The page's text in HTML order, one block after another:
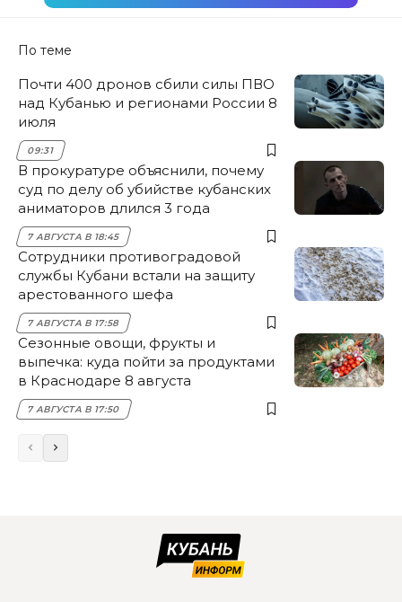
По теме
Почти 400 дронов сбили силы ПВО
над Кубанью и регионами России 8
июля
09:31
В прокуратуре объяснили, почему
суд по делу об убийстве кубанских
аниматоров длился 3 года
7 АВГУСТА В 18:45
Сотрудники противоградовой
службы Кубани встали на защиту
арестованного шефа
7 АВГУСТА В 17:58
Сезонные овощи, фрукты и
выпечка: куда пойти за продуктами
в Краснодаре 8 августа
7 АВГУСТА В 17:50